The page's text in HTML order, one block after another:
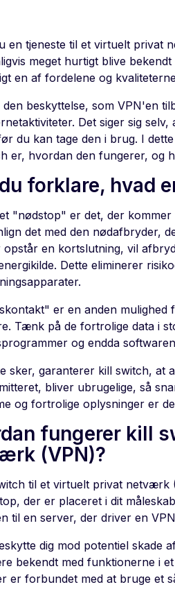
en tjeneste til et virtuelt privat
meget hurtigt blive
en af fordelene og
beskyttelse, som VPN'en
Det siger sig
du kan tage den i brug. I
er, hvordan den fungerer, og
forklare, hvad
"nødstop" er det, der
det med den nødafbryder,
opstår en kortslutning, vil
Dette eliminerer
er en anden mulighed
Tænk på de fortrolige data i
og endda
sker, garanterer kill switch, at
bliver ubrugelige, så
og fortrolige oplysninger er
fungerer kill
(VPN)?
til et virtuelt privat netværk
der er placeret i dit
til en server, der driver en
dig mod potentiel skade
bekendt med funktionerne i
er forbundet med at bruge et